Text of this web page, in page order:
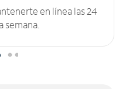
en línea las 24
semana.